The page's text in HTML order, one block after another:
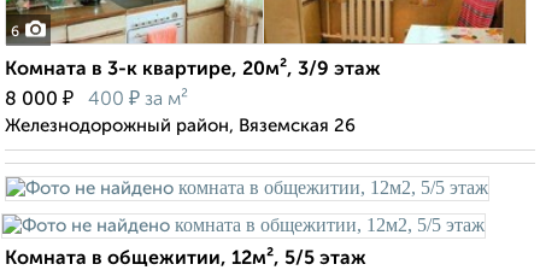
6
Комната в 3-к квартире, 20м², 3/9 этаж
8 000 ₽ 400 ₽ за м²
Железнодорожный район, Вяземская 26
Комната в общежитии, 12м², 5/5 этаж